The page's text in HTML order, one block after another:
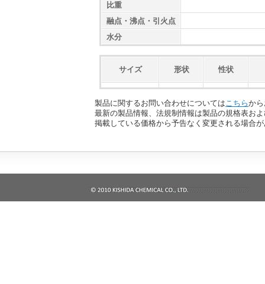
比重
融点・沸点・引火点
水分
サイズ 形状 性状
製品に関するお問い合わせについては こちらか
最新の製品情報、法規制情報は製品の規格表お
掲載している価格から予告なく変更される場合